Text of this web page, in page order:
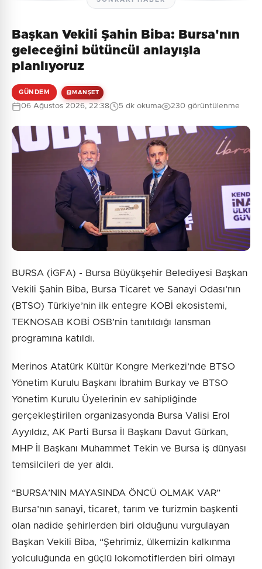
Güvenlik Sorusu:
7 + 4 = ?
Gönder
Henüz yorum yapılmamış. İlk yorumu siz yapın!
Başkan Vekili Şahin Biba: Bursa'nın
geleceğini bütüncül anlayışla
planlıyoruz
GÜNDEM MANŞET
06 Ağustos 2026, 22:38 5 dk okuma 230 görüntülenme
BURSA (İGFA) - Bursa Büyükşehir Belediyesi Başkan
Vekili Şahin Biba, Bursa Ticaret ve Sanayi Odası’nın
(BTSO) Türkiye’nin ilk entegre KOBİ ekosistemi,
TEKNOSAB KOBİ OSB’nin tanıtıldığı lansman
programına katıldı.
Merinos Atatürk Kültür Kongre Merkezi’nde BTSO
Yönetim Kurulu Başkanı İbrahim Burkay ve BTSO
Yönetim Kurulu Üyelerinin ev sahipliğinde
gerçekleştirilen organizasyonda Bursa Valisi Erol
Ayyıldız, AK Parti Bursa İl Başkanı Davut Gürkan,
MHP İl Başkanı Muhammet Tekin ve Bursa iş dünyası
temsilcileri de yer aldı.
“BURSA’NIN MAYASINDA ÖNCÜ OLMAK VAR”
Bursa’nın sanayi, ticaret, tarım ve turizmin başkenti
olan nadide şehirlerden biri olduğunu vurgulayan
Başkan Vekili Biba, “Şehrimiz, ülkemizin kalkınma
yolculuğunda en güçlü lokomotiflerden biri olmayı